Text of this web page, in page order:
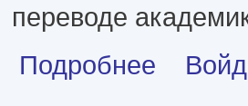
переводе
Подробнее о Тайны истории